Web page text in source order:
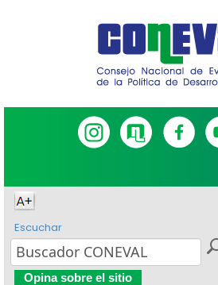
Escuchar
Opina sobre el sitio